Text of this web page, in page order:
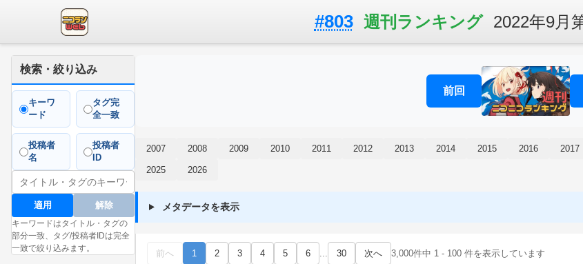
#803 週刊ランキング 2022年9月
検索・絞り込み
キーワ
ード
タグ完
全一致
投稿者
名
投稿者
ID
適用 解除
キーワードはタイトル・タグの
部分一致、タグ/投稿者IDは完全
一致で絞り込みます。
前回
2007 2008 2009 2010 2011 2012 2013 2014 2015 2016 2017
2025 2026
メタデータを表示
前へ 1 2 3 4 5 6 ... 30 次へ 3,000件中 1 - 100 件を表示しています